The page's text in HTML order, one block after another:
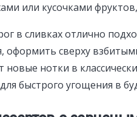
или кусочками
в сливках отлично
оформить сверху
нотки в
быстрого угощения в